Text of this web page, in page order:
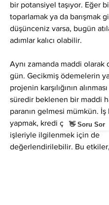
👋 Soru Sor
bir potansiyel taşıyor. Eğer
toparlamak ya da barışmak
düşünceniz varsa, bugün
adımlar kalıcı olabilir.
Aynı zamanda maddi olarak
gün. Gecikmiş ödemelerin
projenin karşılığının
süredir beklenen bir maddi
paranın gelmesi mümkün. İş
yapmak, kredi çekmek,
işleriyle ilgilenmek için de
değerlendirilebilir. Bu